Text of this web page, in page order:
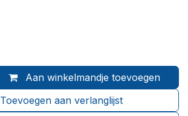
Aan winkelmandje toevoegen
Toevoegen aan verlanglijst